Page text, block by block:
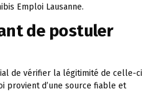
Emploi Lausanne.
de postuler
de vérifier la légitimité de celle-ci
provient d’une source fiable et